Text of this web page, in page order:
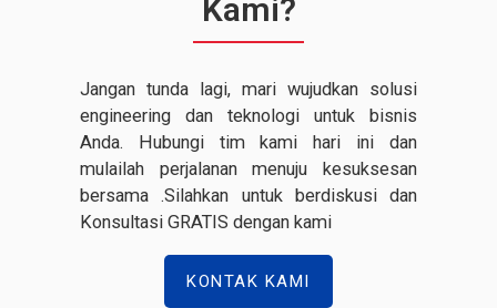
Kami?
Jangan tunda lagi, mari wujudkan solusi
engineering dan teknologi untuk bisnis
Anda. Hubungi tim kami hari ini dan
mulailah perjalanan menuju kesuksesan
bersama .Silahkan untuk berdiskusi dan
Konsultasi GRATIS dengan kami
KONTAK KAMI